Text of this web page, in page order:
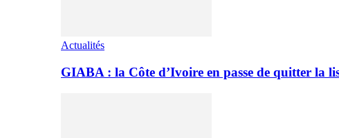
Actualités
GIABA : la Côte d’Ivoire en passe de quitter la